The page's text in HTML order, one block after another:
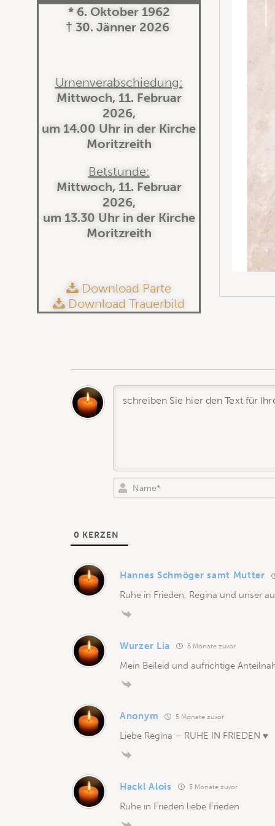
* 6. Oktober 1962
† 30. Jänner 2026
Urnenverabschiedung:
Mittwoch, 11. Februar
2026,
um 14.00 Uhr in der Kirche
Moritzreith
Betstunde:
Mittwoch, 11. Februar
2026,
um 13.30 Uhr in der Kirche
Moritzreith
Download Parte
Download Trauerbild
0 KERZEN
Hannes Schmöger samt Mutter
Ruhe in Frieden, Regina und unser
Wurzer Lia 5 Monate zuvor
Mein Beileid und aufrichtige
Anonym 5 Monate zuvor
Liebe Regina – RUHE IN FRIEDEN ♥️
Hackl Alois 5 Monate zuvor
Ruhe in Frieden liebe Frieden